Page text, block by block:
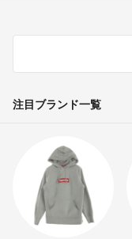
注目ブランド一覧